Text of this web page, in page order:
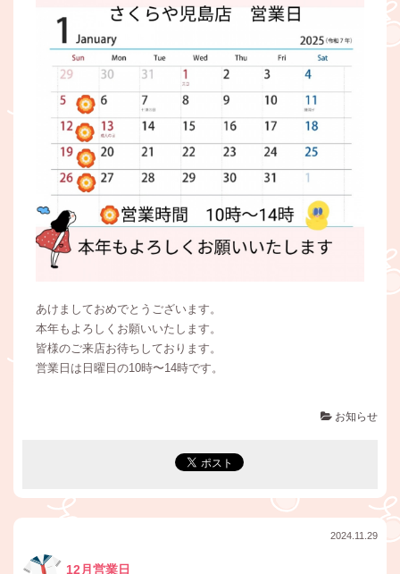
あけましておめでとうございます。
本年もよろしくお願いいたします。
皆様のご来店お待ちしております。
営業日は日曜日の10時〜14時です。
お知らせ
2024.11.29
12月営業日